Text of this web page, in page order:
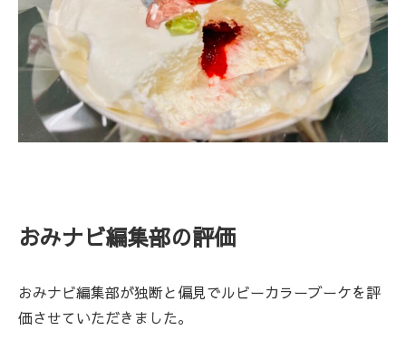
おみナビ編集部の評価
おみナビ編集部が独断と偏見でルビーカラーブーケを評
価させていただきました。